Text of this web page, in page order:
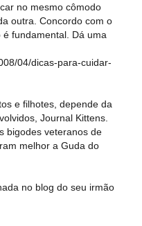
no mesmo cômodo
outra. Concordo com o
fundamental. Dá uma
04/dicas-para-cuidar-
e filhotes, depende da
Journal Kittens.
bigodes veteranos de
melhor a Guda do
no blog do seu irmão